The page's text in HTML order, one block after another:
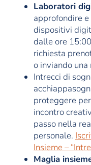
Laboratori
approfondire e
dispositivi
dalle ore
richiesta
o inviando una
Intrecci di
proteggere
incontro
passo nella
personale.
Insieme –
Maglia